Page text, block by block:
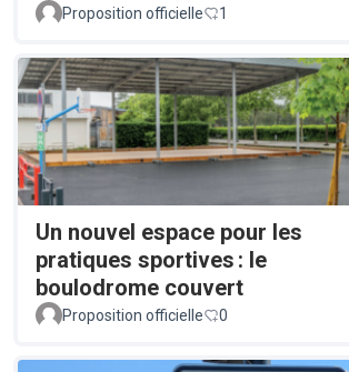
Proposition officielle 1
Un nouvel espace pour les
pratiques sportives : le
boulodrome couvert
Proposition officielle 0